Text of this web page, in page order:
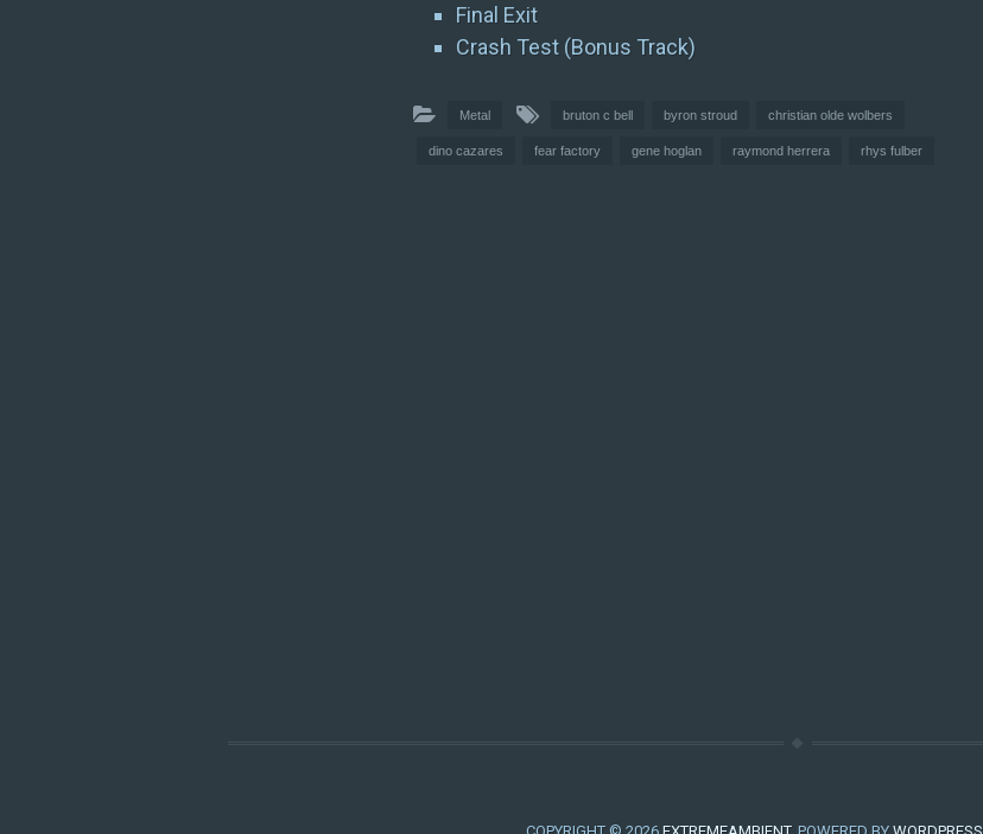
Final Exit
Crash Test (Bonus Track)
Metal bruton c bell byron stroud christian olde wolbers
dino cazares fear factory gene hoglan raymond herrera rhys fulber